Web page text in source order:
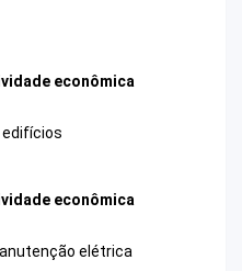
econômica
edifícios
econômica
elétrica